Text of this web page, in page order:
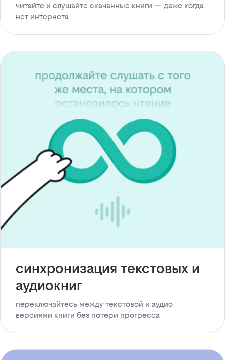
читайте и слушайте скачанные книги — даже когда
нет интернета
синхронизация текстовых и
аудиокниг
переключайтесь между текстовой и аудио
версиями книги без потери прогресса